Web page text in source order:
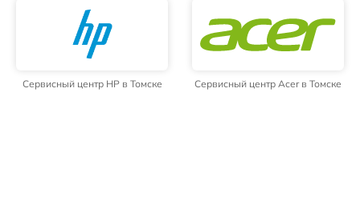
Сервисный центр HP в Томске Сервисный центр Acer в Томске